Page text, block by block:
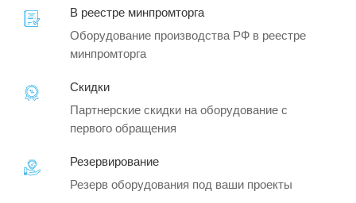
В реестре минпромторга
Оборудование производства РФ в реестре
минпромторга
Скидки
Партнерские скидки на оборудование с
первого обращения
Резервирование
Резерв оборудования под ваши проекты